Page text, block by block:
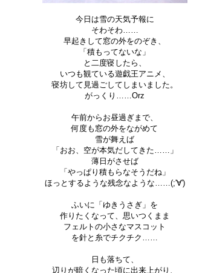
今日は雪の天気予報に
そわそわ……
早起きして窓の外をのぞき、
「積もってないな」
と二度寝したら、
いつも観ている遊戯王アニメ、
寝坊して見過ごしてしまいました。
がっくり……Orz
午前からお昼過ぎまで、
何度も窓の外をながめて
雪が舞えば
「おお、空が本気だしてきた……」
薄日がさせば
「やっぱり積もらなそうだね」
ほっとするような残念なような……(;'∀')
ふいに「ゆきうさぎ」を
作りたくなって、思いつくまま
フェルトの小さなマスコット
を針と糸でチクチク……
日も落ちて、
辺りが暗くなった頃に出来上がり、